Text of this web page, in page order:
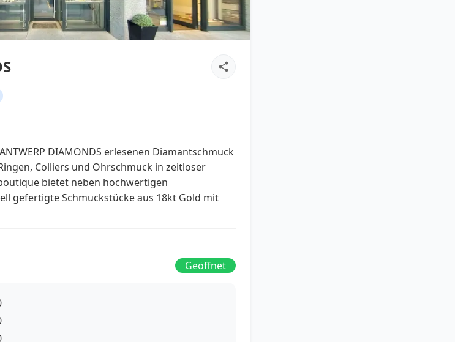
DIAMONDS erlesenen Diamantschmuck
Colliers und Ohrschmuck in zeitloser
bietet neben hochwertigen
gefertigte Schmuckstücke aus 18kt Gold mit
Geöffnet